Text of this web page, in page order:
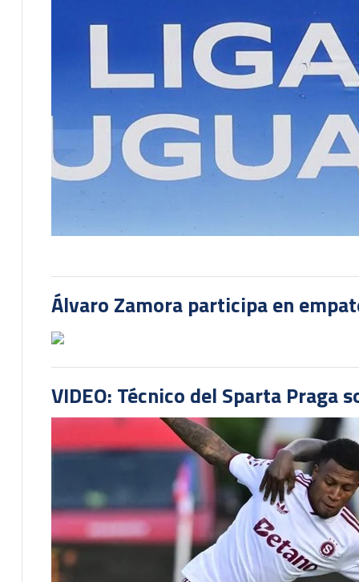
Álvaro Zamora participa en
VIDEO: Técnico del Sparta